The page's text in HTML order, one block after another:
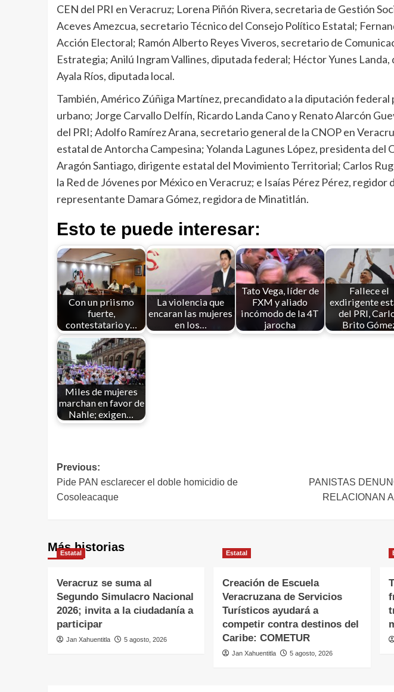
CEN del PRI en Veracruz; Lorena Piñón Rivera, secretaria de Gestión
Aceves Amezcua, secretario Técnico del Consejo Político Estatal;
Acción Electoral; Ramón Alberto Reyes Viveros, secretario de
Estrategia; Anilú Ingram Vallines, diputada federal; Héctor Yunes
Ayala Ríos, diputada local.
También, Américo Zúñiga Martínez, precandidato a la diputación federal
urbano; Jorge Carvallo Delfín, Ricardo Landa Cano y Renato Alarcón
del PRI; Adolfo Ramírez Arana, secretario general de la CNOP en
estatal de Antorcha Campesina; Yolanda Lagunes López, presidenta del
Aragón Santiago, dirigente estatal del Movimiento Territorial; Carlos
la Red de Jóvenes por México en Veracruz; e Isaías Pérez Pérez, regidor
representante Damara Gómez, regidora de Minatitlán.
Esto te puede interesar:
Con un priismo
fuerte,
contestatario y…
La violencia que
encaran las mujeres
en los…
Tato Vega, líder de
FXM y aliado
incómodo de la 4T
jarocha
Fallece el
exdirigente
del PRI,
Brito
Miles de mujeres
marchan en favor de
Nahle; exigen…
Previous:
Pide PAN esclarecer el doble homicidio de
Cosoleacaque
PANISTAS
RELACIONAN
Más historias
Estatal
Veracruz se suma al
Segundo Simulacro Nacional
2026; invita a la ciudadanía a
participar
Jan Xahuentitla 5 agosto, 2026
Estatal
Creación de Escuela
Veracruzana de Servicios
Turísticos ayudará a
competir contra destinos del
Caribe: COMETUR
Jan Xahuentitla 5 agosto, 2026